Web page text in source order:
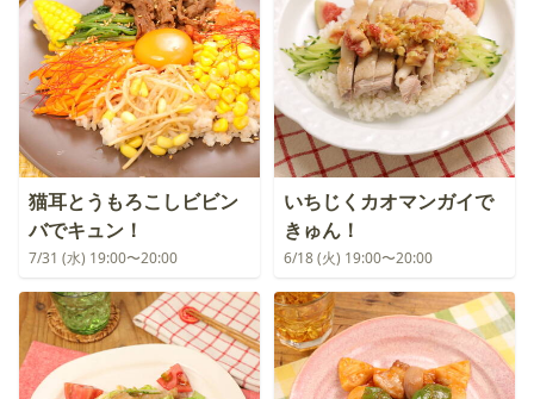
猫耳とうもろこしビビン
バでキュン！
7/31 (水) 19:00〜20:00
いちじくカオマンガイで
きゅん！
6/18 (火) 19:00〜20:00